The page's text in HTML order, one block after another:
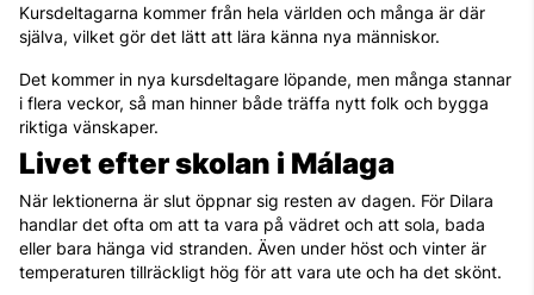
Kursdeltagarna kommer från hela världen och många är där
själva, vilket gör det lätt att lära känna nya människor.
Det kommer in nya kursdeltagare löpande, men många stannar
i flera veckor, så man hinner både träffa nytt folk och bygga
riktiga vänskaper.
Livet efter skolan i Málaga
När lektionerna är slut öppnar sig resten av dagen. För Dilara
handlar det ofta om att ta vara på vädret och att sola, bada
eller bara hänga vid stranden. Även under höst och vinter är
temperaturen tillräckligt hög för att vara ute och ha det skönt.